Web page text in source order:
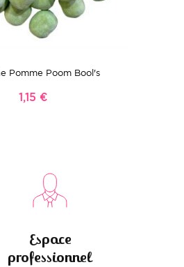
Pomme Poom Bool's
1,15 €
Espace
professionnel